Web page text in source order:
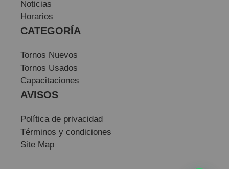
Noticias
Horarios
CATEGORÍA
Tornos Nuevos
Tornos Usados
Capacitaciones
AVISOS
Política de privacidad
Términos y condiciones
Site Map